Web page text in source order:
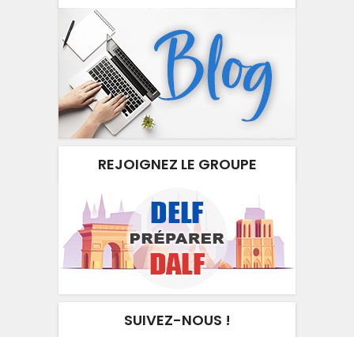
REJOIGNEZ LE GROUPE
SUIVEZ-NOUS !